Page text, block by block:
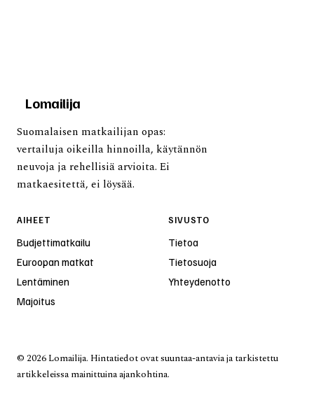
Lomailija
Suomalaisen matkailijan opas:
vertailuja oikeilla hinnoilla, käytännön
neuvoja ja rehellisiä arvioita. Ei
matkaesitettä, ei löysää.
AIHEET
Budjettimatkailu
Euroopan matkat
Lentäminen
Majoitus
SIVUSTO
Tietoa
Tietosuoja
Yhteydenotto
© 2026 Lomailija. Hintatiedot ovat suuntaa-antavia ja tarkistettu
artikkeleissa mainittuina ajankohtina.